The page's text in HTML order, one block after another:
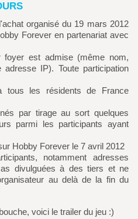
Forever en partenariat avec
foyer est admise (même nom,
IP). Toute participation
les résidents de France
par tirage au sort quelques
parmi les participants ayant
Hobby Forever le 7 avril 2012
notamment adresses
divulguées à des tiers et ne
au delà de la fin du
voici le trailer du jeu :)